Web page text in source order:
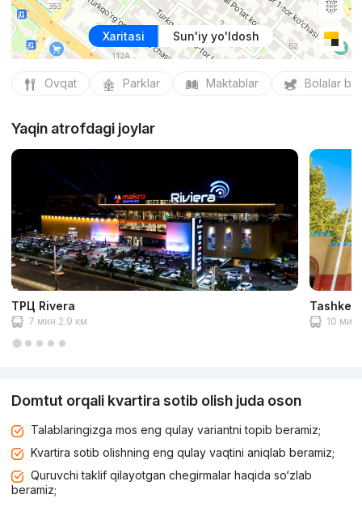
Xaritasi Sun'iy yo'ldosh
Ovqat Parklar Maktablar Bolalar
Yaqin atrofdagi joylar
ТРЦ Rivera
7 мин 2.9 км 10 мин
Domtut orqali kvartira sotib olish juda oson
Talablaringizga mos eng qulay variantni topib beramiz;
Kvartira sotib olishning eng qulay vaqtini aniqlab beramiz;
Quruvchi taklif qilayotgan chegirmalar haqida so‘zlab
beramiz;